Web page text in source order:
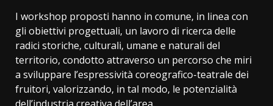
I workshop proposti hanno in comune, in linea con
gli obiettivi progettuali, un lavoro di ricerca delle
radici storiche, culturali, umane e naturali del
territorio, condotto attraverso un percorso che miri
a sviluppare l’espressività coreografico-teatrale dei
fruitori, valorizzando, in tal modo, le potenzialità
dell’industria creativa dell’area.